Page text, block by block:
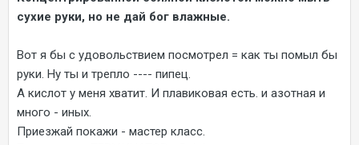
сухие руки, но не дай бог влажные.
Вот я бы с удовольствием посмотрел = как ты помыл бы
руки. Ну ты и трепло ---- пипец.
А кислот у меня хватит. И плавиковая есть. и азотная и
много - иных.
Приезжай покажи - мастер класс.